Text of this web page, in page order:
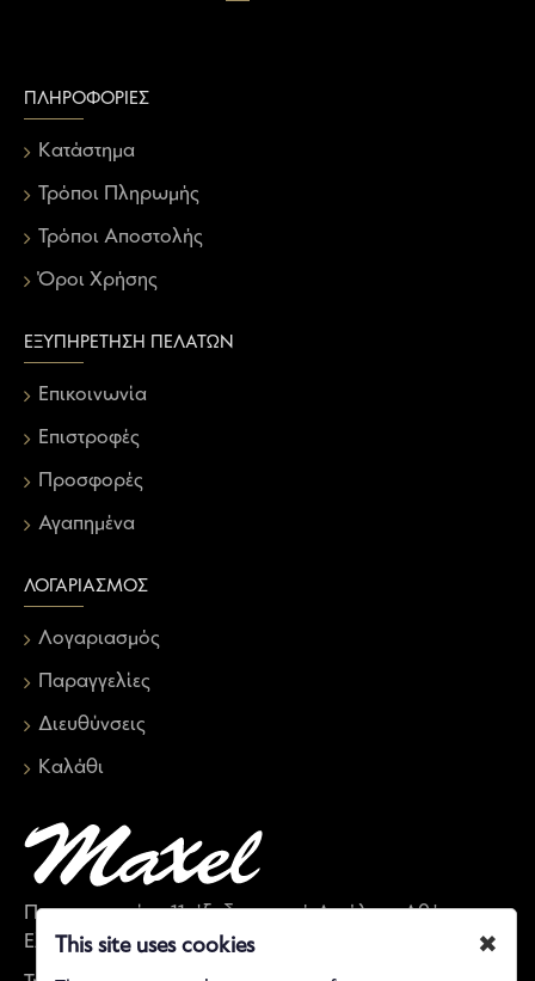
ΠΛΗΡΟΦΟΡΊΕΣ
Κατάστημα
Τρόποι Πληρωμής
Τρόποι Αποστολής
Όροι Χρήσης
ΕΞΥΠΗΡΈΤΗΣΗ ΠΕΛΑΤΏΝ
Επικοινωνία
Επιστροφές
Προσφορές
Αγαπημένα
ΛΟΓΑΡΙΑΣΜΌΣ
Λογαριασμός
Παραγγελίες
Διευθύνσεις
Καλάθι
Παπαναστασίου 11, έξοδος μετρό Αιγάλεω, Αθήνα,
Ελλάδα
This site uses cookies ✖